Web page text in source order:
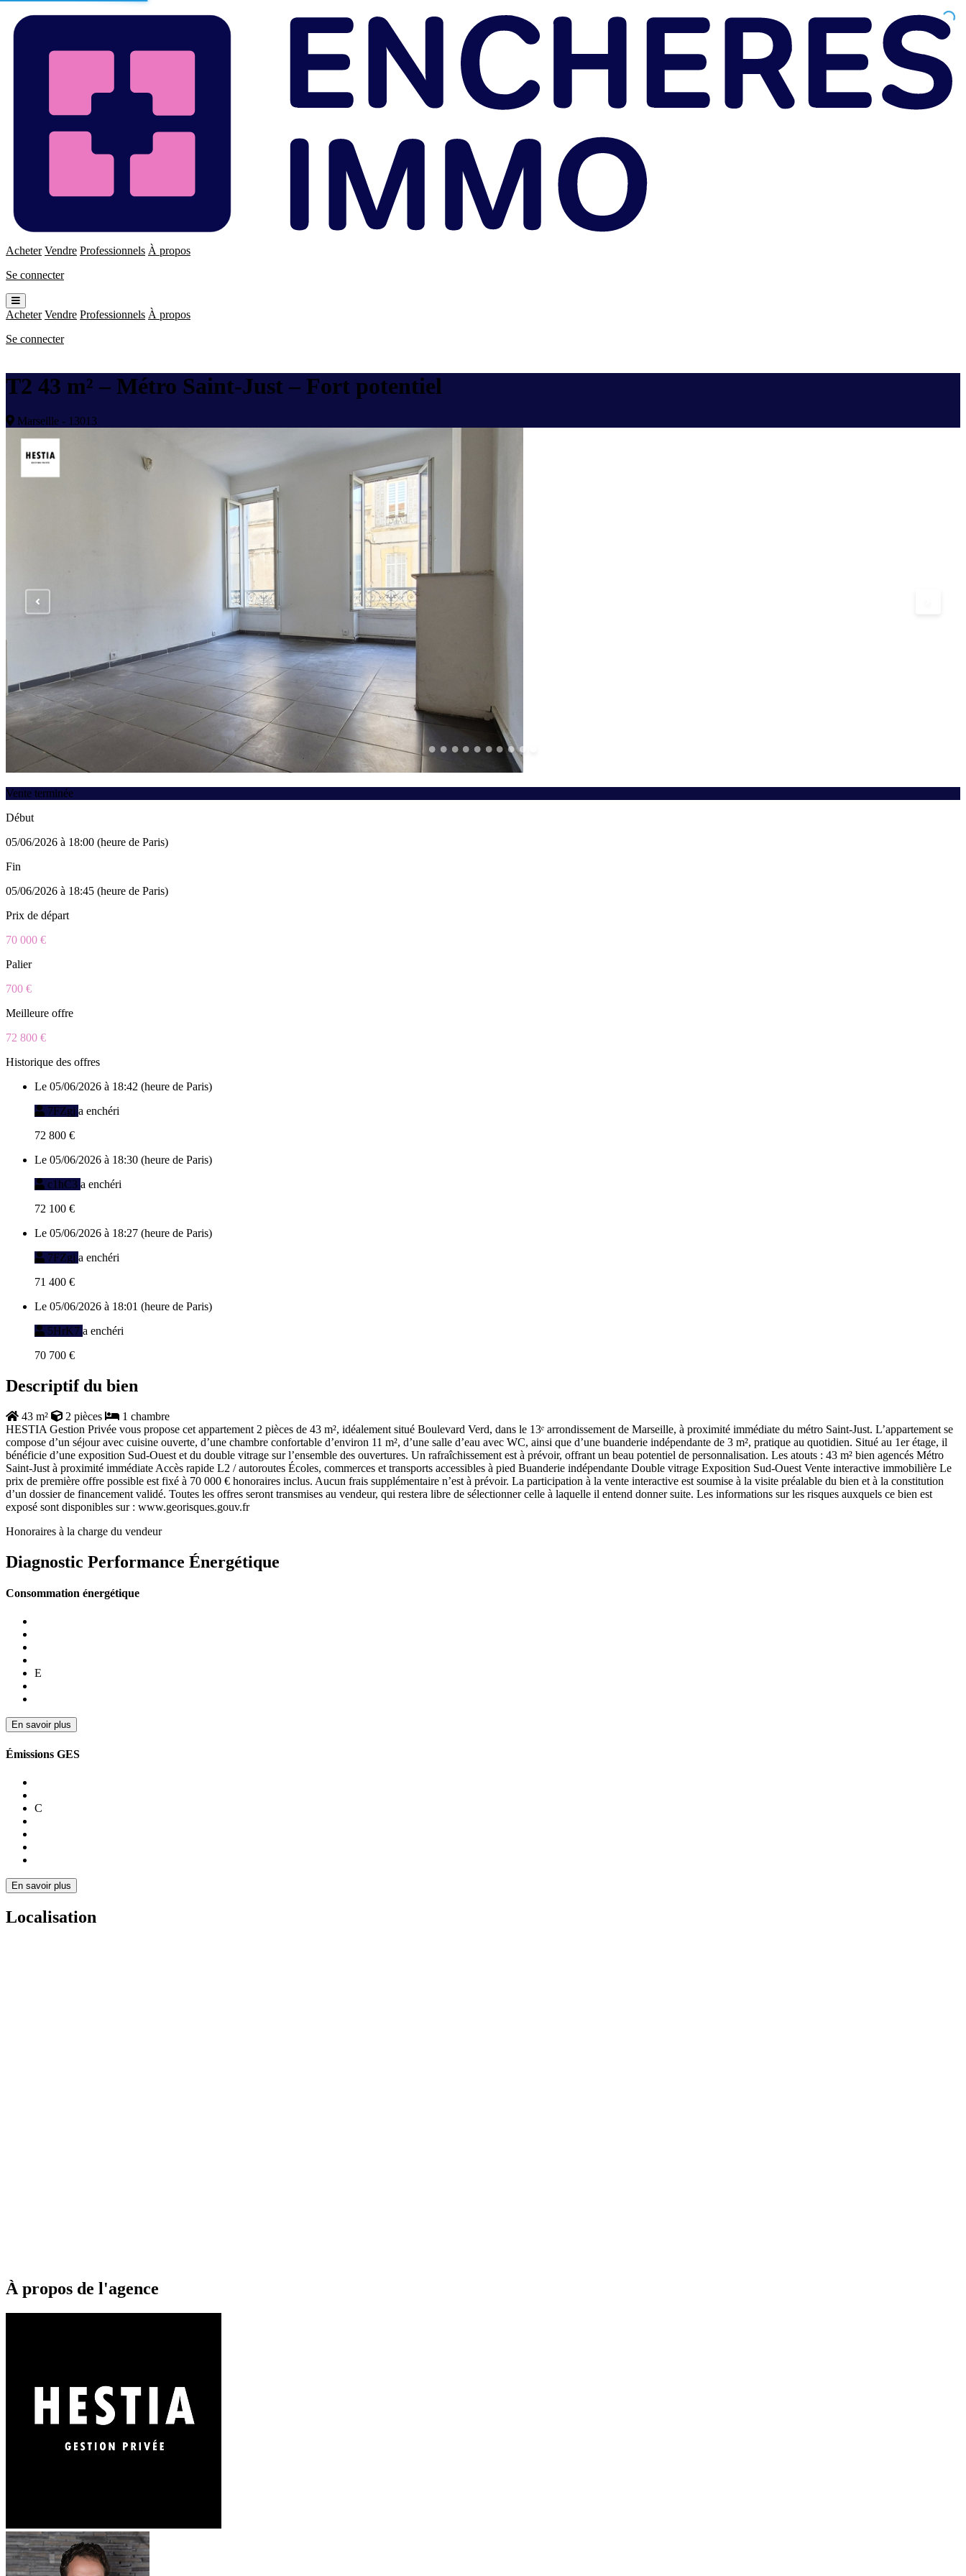
Immo
Acheter Vendre Professionnels À propos
Se connecter
Ouvrir
le
menu
Acheter Vendre Professionnels À propos
Se connecter
T2 43 m² – Métro Saint-Just – Fort potentiel
Marseille - 13013
Vente terminée
Début
05/06/2026 à 18:00 (heure de Paris)
Fin
05/06/2026 à 18:45 (heure de Paris)
Prix de départ
70 000 €
Palier
700 €
Meilleure offre
72 800 €
Historique des offres
Le 05/06/2026 à 18:42 (heure de Paris)
7FZgj a enchéri
72 800 €
Le 05/06/2026 à 18:30 (heure de Paris)
c1hC3 a enchéri
72 100 €
Le 05/06/2026 à 18:27 (heure de Paris)
7FZgj a enchéri
71 400 €
Le 05/06/2026 à 18:01 (heure de Paris)
5HrK7 a enchéri
70 700 €
Descriptif du bien
43 m² 2 pièces
1 chambre
HESTIA Gestion Privée vous propose cet appartement 2 pièces de 43 m², idéalement situé Boulevard Verd, dans le 13ᵉ arrondissement de Marseille, à proximité immédiate du métro Saint-Just. L’appartement se
compose d’un séjour avec cuisine ouverte, d’une chambre confortable d’environ 11 m², d’une salle d’eau avec WC, ainsi que d’une buanderie indépendante de 3 m², pratique au quotidien. Situé au 1er étage, il
bénéficie d’une exposition Sud-Ouest et du double vitrage sur l’ensemble des ouvertures. Un rafraîchissement est à prévoir, offrant un beau potentiel de personnalisation. Les atouts : 43 m² bien agencés Métro
Saint-Just à proximité immédiate Accès rapide L2 / autoroutes Écoles, commerces et transports accessibles à pied Buanderie indépendante Double vitrage Exposition Sud-Ouest Vente interactive immobilière Le
prix de première offre possible est fixé à 70 000 € honoraires inclus. Aucun frais supplémentaire n’est à prévoir. La participation à la vente interactive est soumise à la visite préalable du bien et à la constitution
d’un dossier de financement validé. Toutes les offres seront transmises au vendeur, qui restera libre de sélectionner celle à laquelle il entend donner suite. Les informations sur les risques auxquels ce bien est
exposé sont disponibles sur : www.georisques.gouv.fr
Honoraires à la charge du vendeur
Diagnostic Performance Énergétique
Consommation énergétique
E
En savoir plus
Émissions GES
C
En savoir plus
Localisation
À propos de l'agence